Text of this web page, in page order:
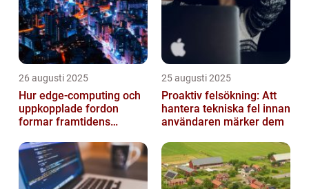
26 augusti 2025
Hur edge‑computing och
uppkopplade fordon
formar framtidens
25 augusti 2025
Proaktiv felsökning: Att
hantera tekniska fel innan
användaren märker dem